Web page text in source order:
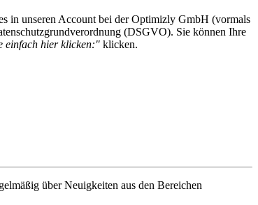
in unseren Account bei der Optimizly GmbH (vormals
(DSGVO). Sie können Ihre
einfach hier klicken:" klicken.
über Neuigkeiten aus den Bereichen